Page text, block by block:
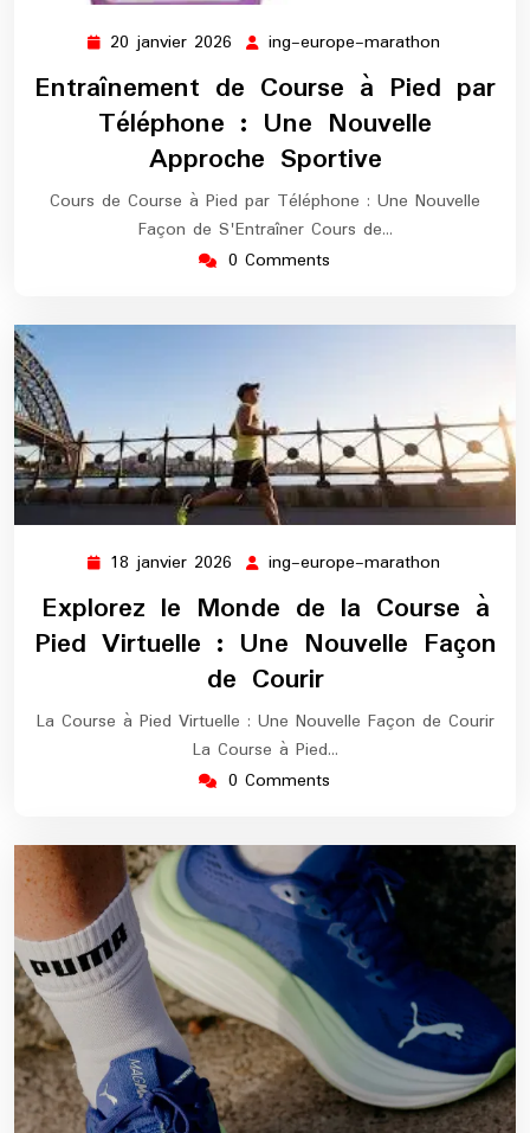
20 janvier 2026 20
janvier
2026
ing-europe-marathon
marathon
Entraînement de Course à Pied par
Téléphone : Une Nouvelle
Approche Sportive
Cours de Course à Pied par Téléphone : Une Nouvelle
Façon de S'Entraîner Cours de…
0 Comments
18 janvier 2026 18
janvier
2026
ing-europe-marathon
europe-
marathon
Explorez le Monde de la Course à
Pied Virtuelle : Une Nouvelle Façon
de Courir
La Course à Pied Virtuelle : Une Nouvelle Façon de Courir
La Course à Pied…
0 Comments